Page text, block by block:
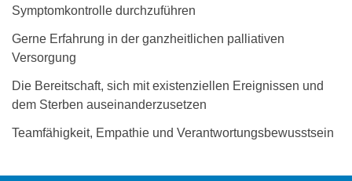
Symptomkontrolle durchzuführen
Gerne Erfahrung in der ganzheitlichen palliativen
Versorgung
Die Bereitschaft, sich mit existenziellen Ereignissen und
dem Sterben auseinanderzusetzen
Teamfähigkeit, Empathie und Verantwortungsbewusstsein